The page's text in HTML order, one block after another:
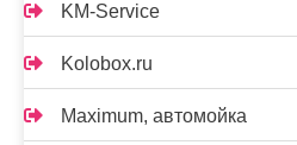
KM-Service
Kolobox.ru
Maximum, автомойка